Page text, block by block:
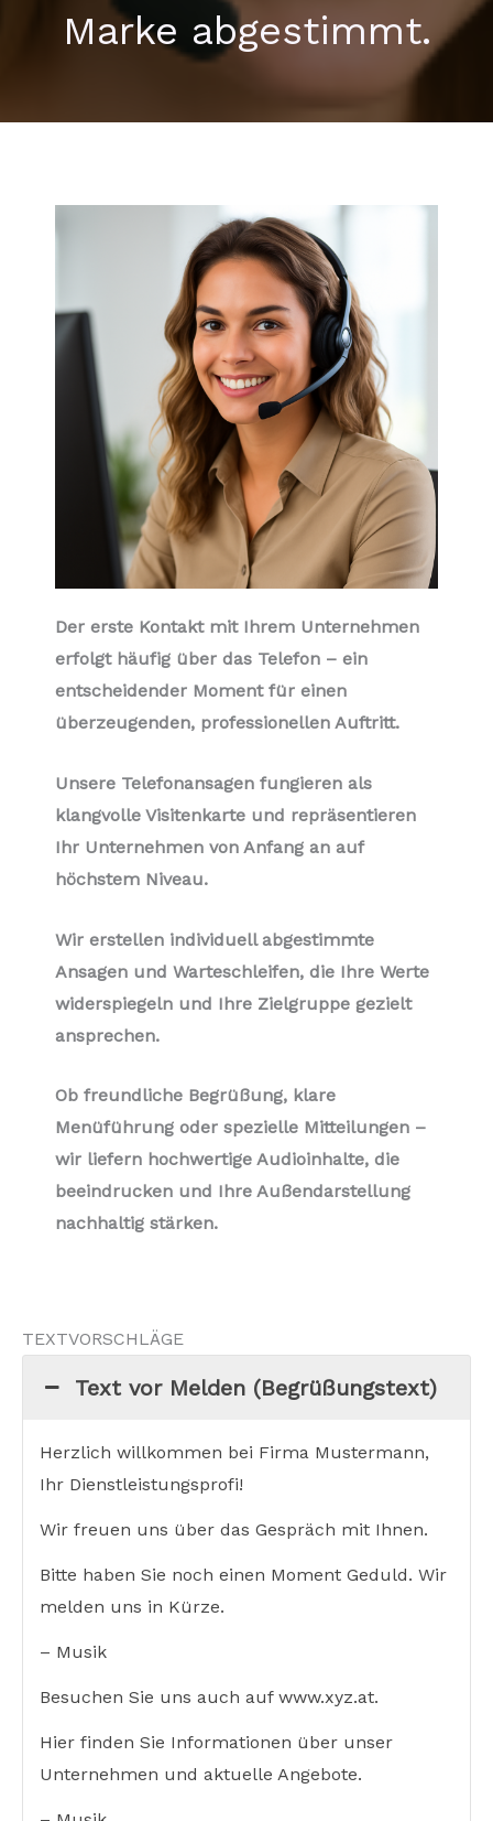
Marke abgestimmt.
Der erste Kontakt mit Ihrem Unternehmen
erfolgt häufig über das Telefon – ein
entscheidender Moment für einen
überzeugenden, professionellen Auftritt.
Unsere Telefonansagen fungieren als
klangvolle Visitenkarte und repräsentieren
Ihr Unternehmen von Anfang an auf
höchstem Niveau.
Wir erstellen individuell abgestimmte
Ansagen und Warteschleifen, die Ihre Werte
widerspiegeln und Ihre Zielgruppe gezielt
ansprechen.
Ob freundliche Begrüßung, klare
Menüführung oder spezielle Mitteilungen –
wir liefern hochwertige Audioinhalte, die
beeindrucken und Ihre Außendarstellung
nachhaltig stärken.
TEXTVORSCHLÄGE
Text vor Melden (Begrüßungstext)
Herzlich willkommen bei Firma Mustermann,
Ihr Dienstleistungsprofi!
Wir freuen uns über das Gespräch mit Ihnen.
Bitte haben Sie noch einen Moment Geduld. Wir
melden uns in Kürze.
– Musik
Besuchen Sie uns auch auf www.xyz.at.
Hier finden Sie Informationen über unser
Unternehmen und aktuelle Angebote.